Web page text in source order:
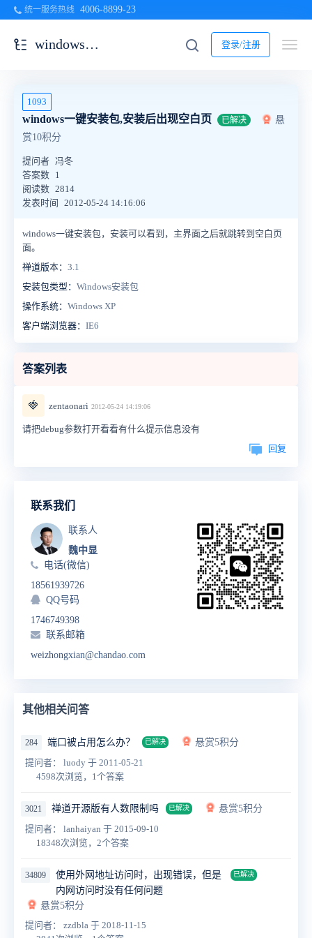
统一服务热线 4006-8899-23
登录/注册
windows一键安装包
1093
windows一键安装包,安装后出现空白页 已解决
悬
赏10积分
提问者 冯冬
答案数 1
阅读数 2814
发表时间
2012-05-24 14:16:06
windows一键安装包，安装可以看到，主界面之后就跳转到空白页
面。
禅道版本： 3.1
安装包类型： Windows安装包
操作系统： Windows XP
客户端浏览器： IE6
答案列表
🍓 zentaonari 2012-05-24 14:19:06
请把debug参数打开看看有什么提示信息没有
回复
联系我们
联系人
魏中显
电话(微信)
18561939726
QQ号码
1746749398
联系邮箱
weizhongxian@chandao.com
其他相关问答
284 端口被占用怎么办？ 已解决
悬赏5积分
提问者： luody 于 2011-05-21
4598次浏览，1个答案
3021 禅道开源版有人数限制吗 已解决
悬赏5积分
提问者： lanhaiyan 于 2015-09-10
18348次浏览，2个答案
34809
使用外网地址访问时，出现错误，但是
内网访问时没有任何问题
已解决
悬赏5积分
提问者： zzdbla 于 2018-11-15